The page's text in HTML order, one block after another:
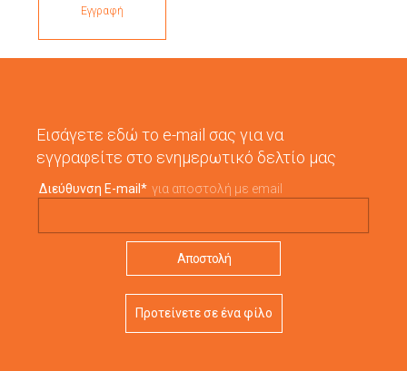
Εγγραφή
Εισάγετε εδώ το e-mail σας για να
εγγραφείτε στο ενημερωτικό δελτίο μας
Διεύθυνση E-mail * για αποστολή με email
Προτείνετε σε ένα φίλο